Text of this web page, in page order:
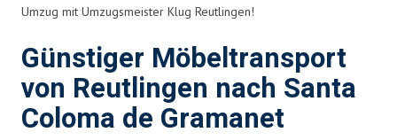
Umzug mit Umzugsmeister Klug Reutlingen!
Günstiger Möbeltransport
von Reutlingen nach Santa
Coloma de Gramanet